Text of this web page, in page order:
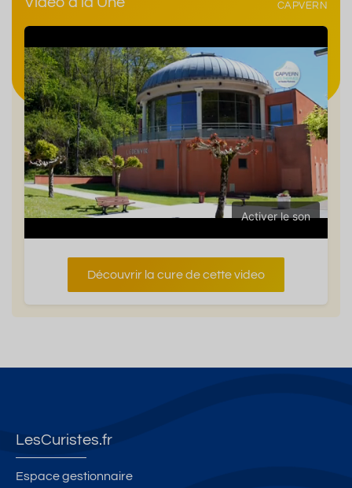
CAPVERN
Activer le son
Découvrir la cure de cette video
LesCuristes.fr
Espace gestionnaire